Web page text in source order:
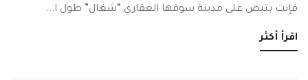
فإنت بتبص على مدينة سوقها العقاري “شغال” طول ا...
اقرأ أكثر